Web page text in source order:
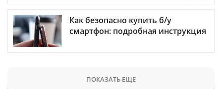
Как безопасно купить б/у
смартфон: подробная инструкция
ПОКАЗАТЬ ЕЩЕ